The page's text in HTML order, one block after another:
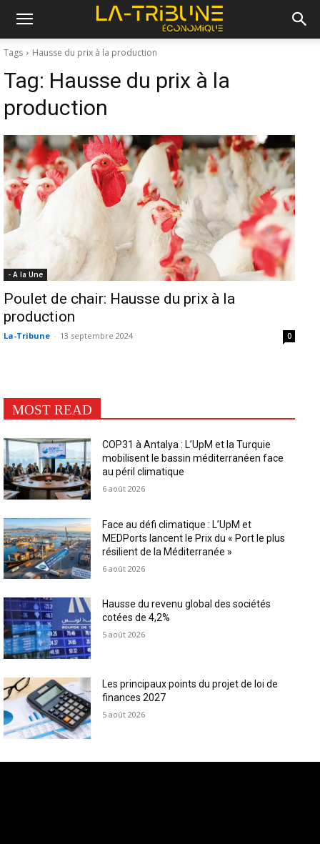
Tags Hausse du prix à la production
Tag: Hausse du prix à la
production
- A la Une
Poulet de chair: Hausse du prix à la
production
La-Tribune - 13 septembre 2024 0
MOST READ
COP31 à Antalya : L’UpM et la Turquie
mobilisent le bassin méditerranéen face
au péril climatique
6 août 2026
Face au défi climatique : L’UpM et
MEDPorts lancent le Prix du « Port le plus
résilient de la Méditerranée »
6 août 2026
Hausse du revenu global des sociétés
cotées de 4,2%
5 août 2026
Les principaux points du projet de loi de
finances 2027
5 août 2026